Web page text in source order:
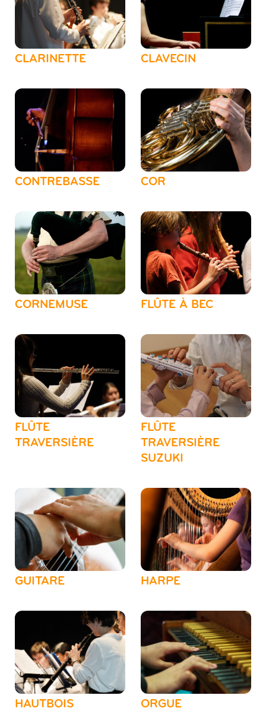
CLARINETTE CLAVECIN
CONTREBASSE COR
CORNEMUSE FLÛTE À BEC
FLÛTE
TRAVERSIÈRE
FLÛTE
TRAVERSIÈRE
SUZUKI
GUITARE HARPE
HAUTBOIS ORGUE